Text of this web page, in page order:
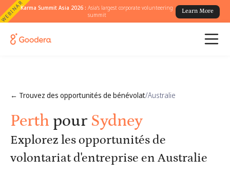
WEBINARKarma Summit Asia 2026 :Asia's largest corporate volunteering
summit
Learn More
← Trouvez des opportunités de bénévolat/Australie
Perth pour Sydney
Explorez les opportunités de
volontariat d'entreprise en Australie